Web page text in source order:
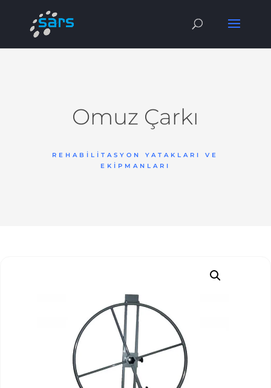
Omuz Çarkı
REHABILITASYON YATAKLARI VE
EKIPMANLARI